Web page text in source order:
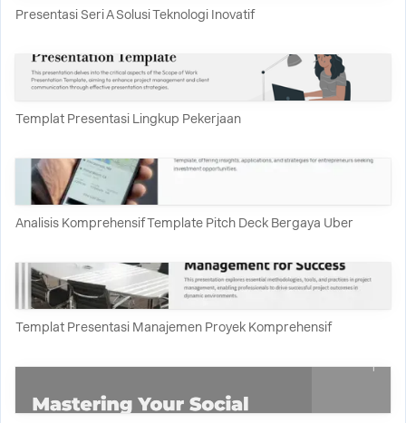
Presentasi Seri A Solusi Teknologi Inovatif
Templat Presentasi Lingkup Pekerjaan
Analisis Komprehensif Template Pitch Deck Bergaya Uber
Templat Presentasi Manajemen Proyek Komprehensif